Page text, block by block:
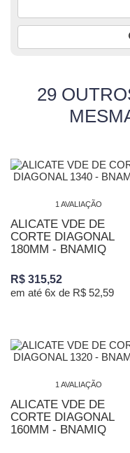
29
1 AVALIAÇÃO
ALICATE VDE DE
CORTE DIAGONAL
180MM - BNAMIQ
R$ 315,52
em até 6x de R$ 52,59
1 AVALIAÇÃO
ALICATE VDE DE
CORTE DIAGONAL
160MM - BNAMIQ